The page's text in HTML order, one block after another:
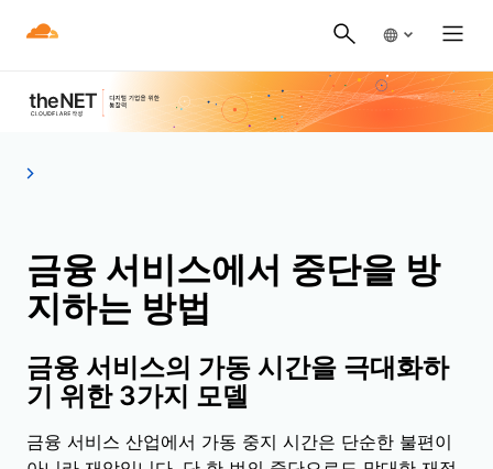
금융 서비스에서 중단을 방
지하는 방법
금융 서비스의 가동 시간을 극대화하
기 위한 3가지 모델
금융 서비스 산업에서 가동 중지 시간은 단순한 불편이